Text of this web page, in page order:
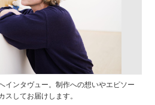
インタヴュー。制作への想いやエピソー
スしてお届けします。